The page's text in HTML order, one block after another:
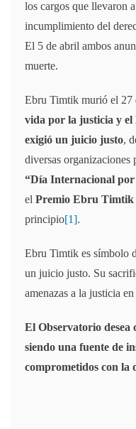
los cargos que llevaron
incumplimiento del
El 5 de abril ambos
muerte.
Ebru Timtik murió el 27
vida por la justicia y el
exigió un juicio justo,
diversas
“Día Internacional
el Premio Ebru Timtik
principio[1].
Ebru Timtik es símbolo
un juicio justo. Su
amenazas a la justicia
El Observatorio desea
siendo una fuente de
comprometidos con la